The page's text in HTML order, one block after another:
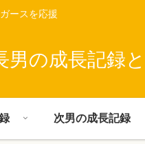
ースを応援
男の成長記録
次男の成長記録